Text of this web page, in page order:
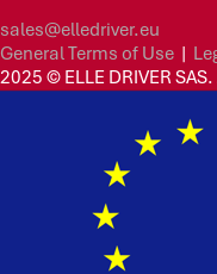
sales@elledriver.eu
General Terms of Use |
2025 © ELLE DRIVER